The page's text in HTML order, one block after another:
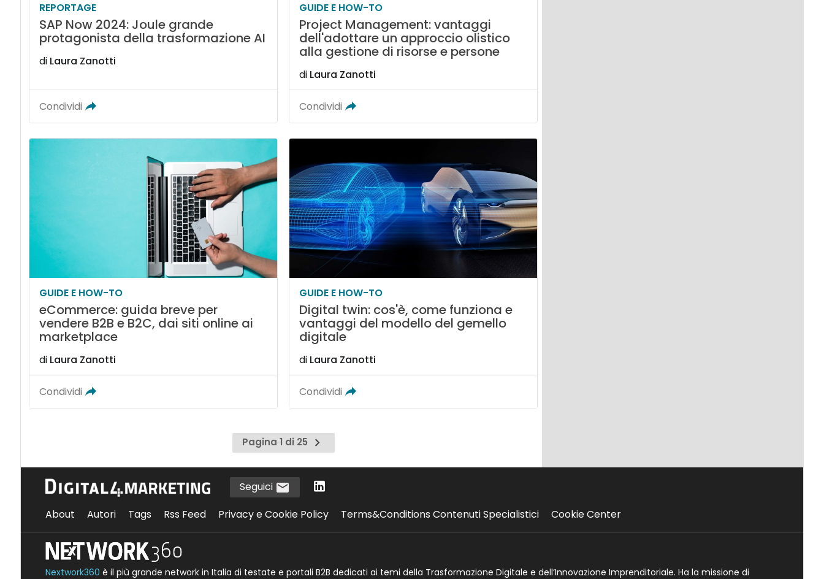
REPORTAGE
SAP Now 2024: Joule grande
protagonista della trasformazione AI
di Laura Zanotti
Condividi
GUIDE E HOW-TO
Project Management: vantaggi
dell'adottare un approccio olistico
alla gestione di risorse e persone
di Laura Zanotti
Condividi
GUIDE E HOW-TO
eCommerce: guida breve per
vendere B2B e B2C, dai siti online ai
marketplace
di Laura Zanotti
Condividi
GUIDE E HOW-TO
Digital twin: cos'è, come funziona e
vantaggi del modello del gemello
digitale
di Laura Zanotti
Condividi
Pagina 1 di 25
Pagina
successiva
Seguici
About
Autori Tags Rss Feed Privacy e Cookie Policy Terms&Conditions Contenuti Specialistici Cookie Center
Nextwork360 è il più grande network in Italia di testate e portali B2B dedicati ai temi della Trasformazione Digitale e dell’Innovazione Imprenditoriale. Ha la missione di